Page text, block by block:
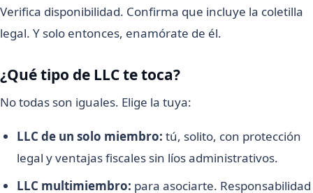
Verifica disponibilidad. Confirma que incluye la coletilla
legal. Y solo entonces, enamórate de él.
¿Qué tipo de LLC te toca?
No todas son iguales. Elige la tuya:
LLC de un solo miembro: tú, solito, con protección
legal y ventajas fiscales sin líos administrativos.
LLC multimiembro: para asociarte. Responsabilidad